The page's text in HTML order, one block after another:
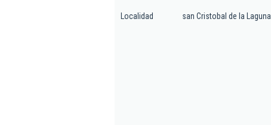
Localidad san Cristobal de la Laguna